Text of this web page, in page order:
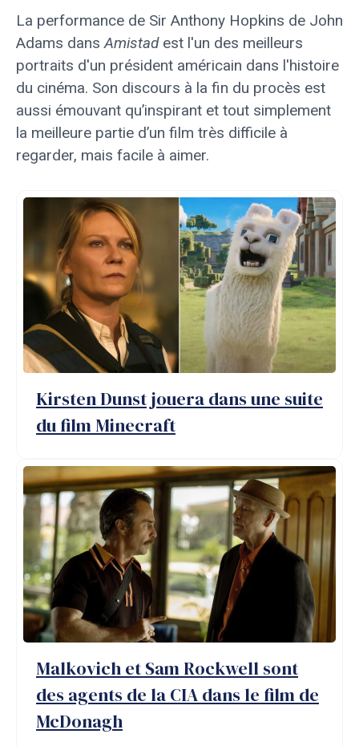
La performance de Sir Anthony Hopkins de John
Adams dansAmistad est l'un des meilleurs
portraits d'un président américain dans l'histoire
du cinéma. Son discours à la fin du procès est
aussi émouvant qu’inspirant et tout simplement
la meilleure partie d’un film très difficile à
regarder, mais facile à aimer.
Kirsten Dunst jouera dans une suite
du film Minecraft
Malkovich et Sam Rockwell sont
des agents de la CIA dans le film de
McDonagh